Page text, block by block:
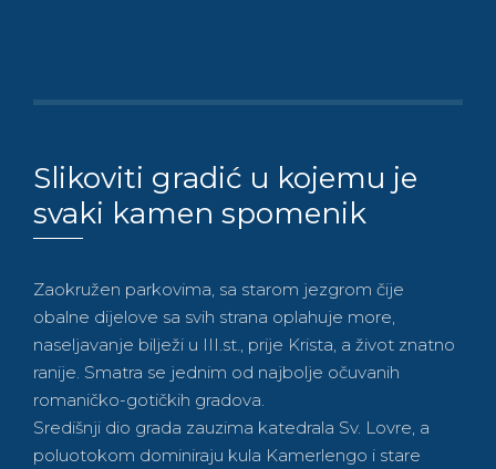
Slikoviti gradić u kojemu je
svaki kamen spomenik
Zaokružen parkovima, sa starom jezgrom čije
obalne dijelove sa svih strana oplahuje more,
naseljavanje bilježi u III.st., prije Krista, a život znatno
ranije. Smatra se jednim od najbolje očuvanih
romaničko-gotičkih gradova.
Središnji dio grada zauzima katedrala Sv. Lovre, a
poluotokom dominiraju kula Kamerlengo i stare